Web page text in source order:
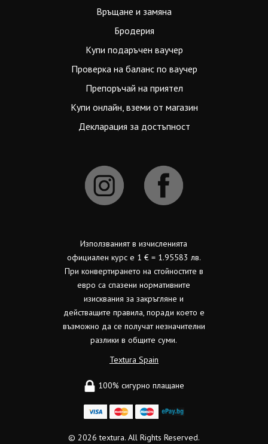
Връщане и замяна
Бродерия
Купи подаръчен ваучер
Проверка на баланс по ваучер
Препоръчай на приятел
Купи онлайн, вземи от магазин
Декларация за достъпност
Използваният в изчисленията
официален курс е 1 € = 1.95583 лв.
При конвертирането на стойностите в
евро са спазени нормативните
изисквания за закръгляне и
действащите правила, поради което е
възможно да се получат незначителни
разлики в общите суми.
Textura Spain
100% сигурно плащане
© 2026textura. All Rights Reserved.